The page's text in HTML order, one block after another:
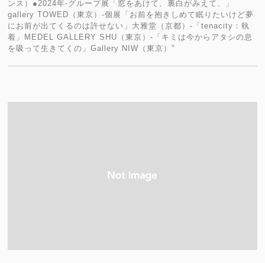
ンス）●2024年-グループ展「窓をあけて、裏白がみえて、」
gallery TOWED（東京）-個展「お前を抱きしめて眠りたいけど夢
にお前が出てくるのは許せない」大雅堂（京都）-「tenacity：執
着」MEDEL GALLERY SHU（東京）-「キミは今からアタシの息
を吸って生きてくの」Gallery NIW（東京）"